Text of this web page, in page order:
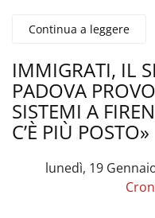
Continua a leggere
IMMIGRATI, IL
PADOVA
SISTEMI A
C’È PIÙ POSTO»
lunedì, 19